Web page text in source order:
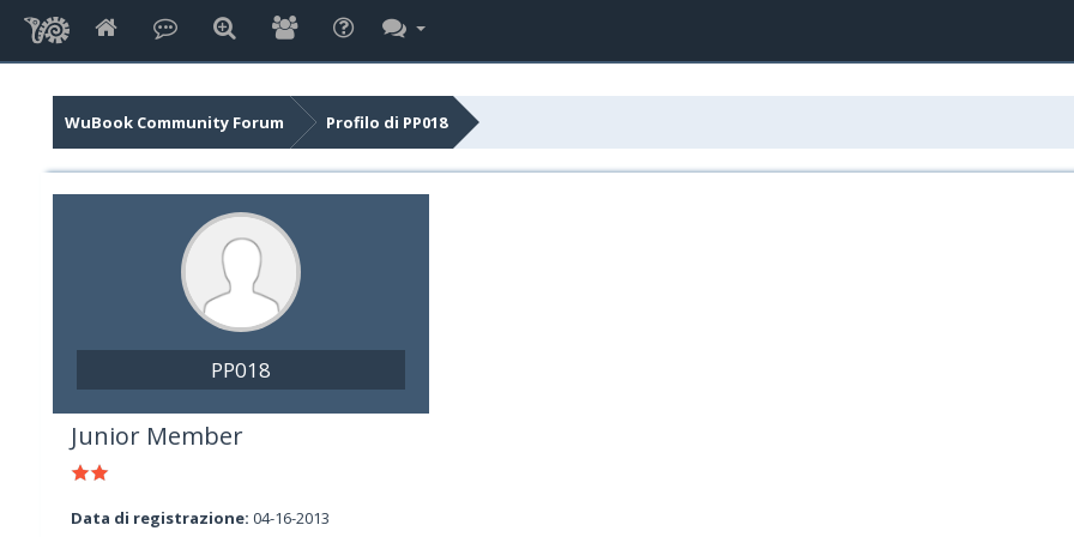
WuBook Community Forum Profilo di PP018
PP018
Junior Member
Data di registrazione: 04-16-2013